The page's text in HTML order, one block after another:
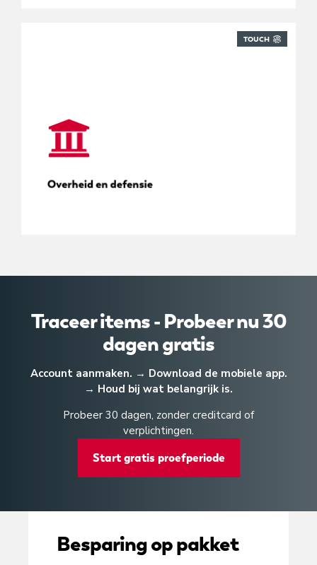
TOUCH
Overheid en defensie
Traceer items - Probeer nu 30
dagen gratis
Account aanmaken. → Download de mobiele app.
→ Houd bij wat belangrijk is.
Probeer 30 dagen, zonder creditcard of
verplichtingen.
Start gratis proefperiode
Besparing op pakket